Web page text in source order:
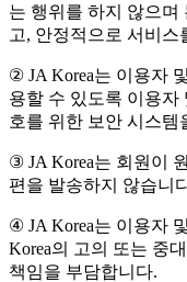
는 행위를 하지 않으며
고, 안정적으로 서비
② JA Korea는 이용자
용할 수 있도록 이용자
호를 위한 보안 시스템
③ JA Korea는 회원이
편을 발송하지 않습니
④ JA Korea는 이용자
Korea의 고의 또는 중
책임을 부담합니다.